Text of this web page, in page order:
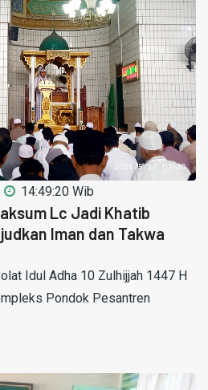
14:49:20 Wib
Lc Jadi Khatib
Iman dan Takwa
Idul Adha 10 Zulhijjah 1447 H
Pondok Pesantren